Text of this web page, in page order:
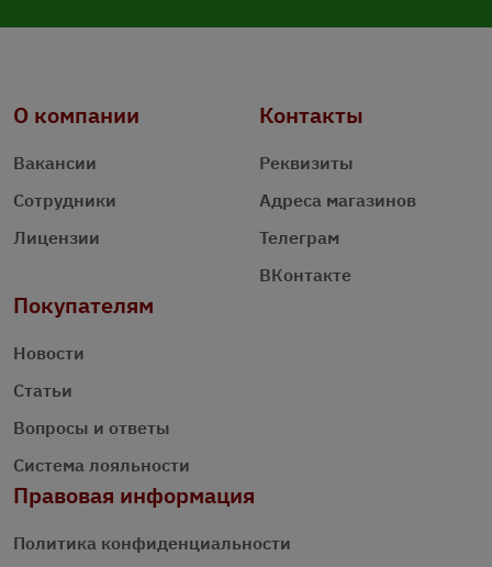
О компании
Вакансии
Сотрудники
Лицензии
Контакты
Реквизиты
Адреса магазинов
Телеграм
ВКонтакте
Покупателям
Новости
Статьи
Вопросы и ответы
Система лояльности
Правовая информация
Политика конфиденциальности